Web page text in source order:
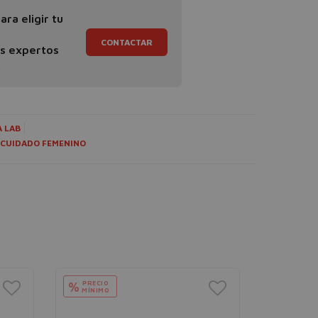
eligir tu
expertos
CONTACTAR
LAB
CUIDADO FEMENINO
% PRECIO
MÍNIMO